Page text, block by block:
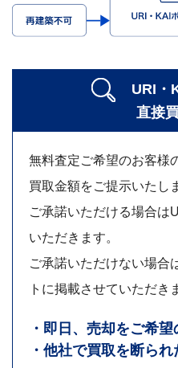
URI・
直接
無料査定ご希望のお客様
買取金額をご提示いたし
ご承諾いただける場合は
いただきます。
ご承諾いただけない場合
トに掲載させていただき
・即日、売却をご希
・他社で買取を断ら